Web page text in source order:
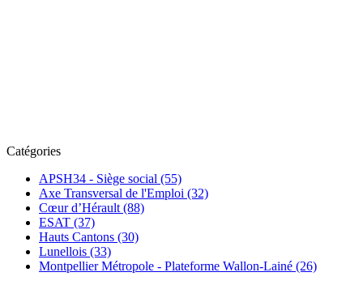
Catégories
APSH34 - Siège social (55)
Axe Transversal de l'Emploi (32)
Cœur d’Hérault (88)
ESAT (37)
Hauts Cantons (30)
Lunellois (33)
Montpellier Métropole - Plateforme Wallon-Lainé (26)